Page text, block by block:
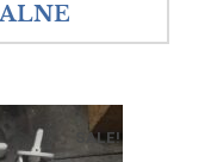
SALE!